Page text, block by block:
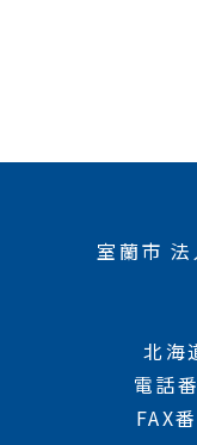
室蘭市
北海
電話
FAX